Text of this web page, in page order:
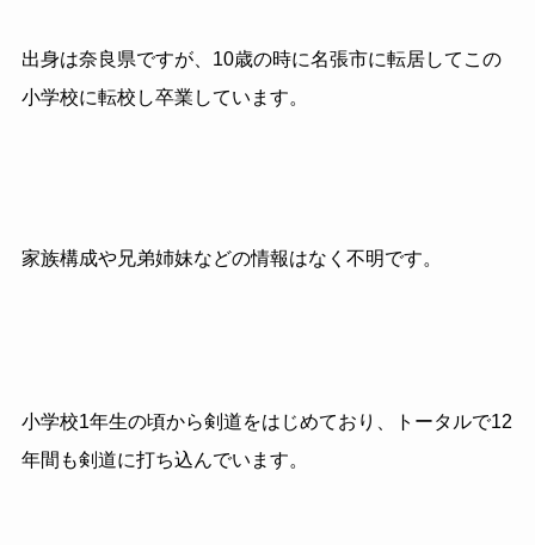
出身は奈良県ですが、 10歳の時に名張市に転居してこの
小学校に転校し卒業しています。
家族構成や兄弟姉妹などの情報はなく不明です。
小学校1年生の頃から剣道をはじめており、トータルで12
年間も剣道に打ち込んでいます。